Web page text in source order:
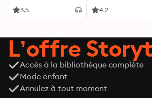
3.5 4.2
L’offre
Accès à la bibliothèque complète
Mode enfant
Annulez à tout moment